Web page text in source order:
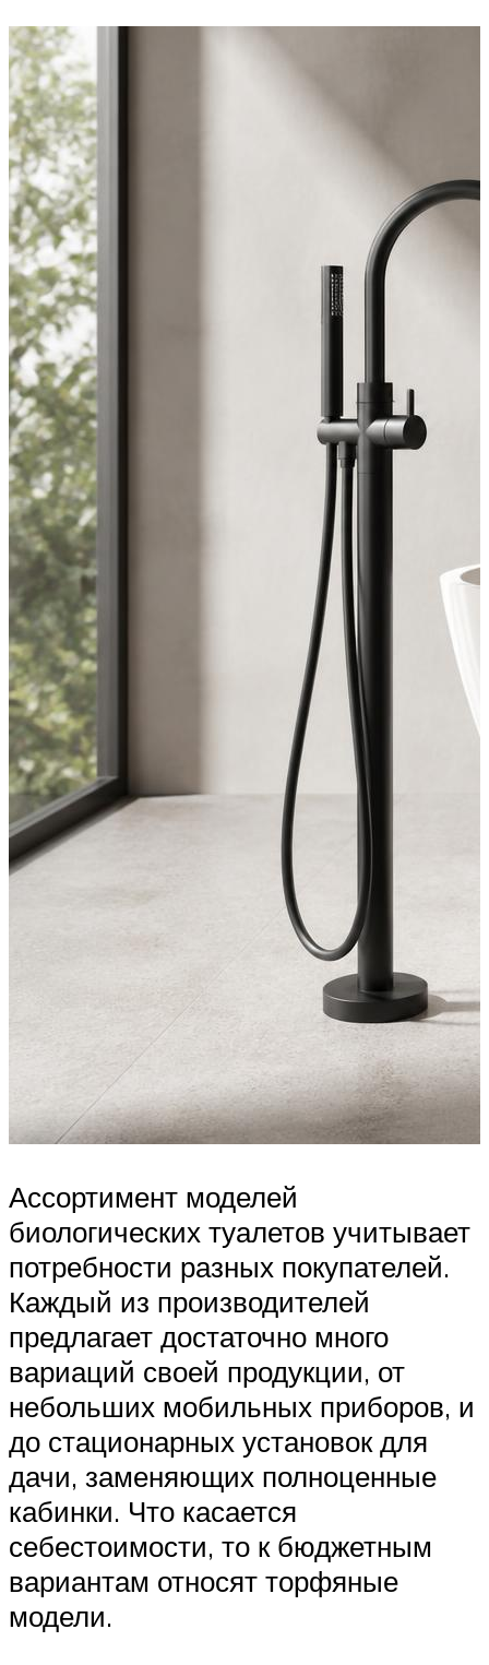
Ассортимент моделей
биологических туалетов учитывает
потребности разных покупателей.
Каждый из производителей
предлагает достаточно много
вариаций своей продукции, от
небольших мобильных приборов, и
до стационарных установок для
дачи, заменяющих полноценные
кабинки. Что касается
себестоимости, то к бюджетным
вариантам относят торфяные
модели.